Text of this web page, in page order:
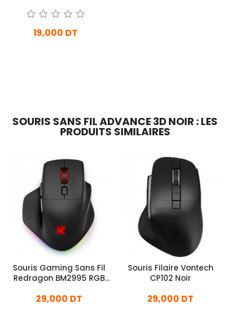
19,000 DT
SOURIS SANS FIL ADVANCE 3D NOIR : LES
PRODUITS SIMILAIRES
Souris Gaming Sans Fil
Redragon BM2995 RGB
29,000 DT
Souris Filaire Vontech
CP102 Noir
29,000 DT